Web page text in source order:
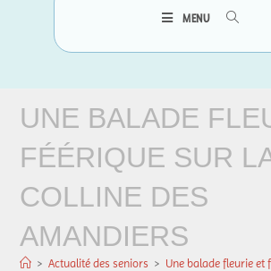
MENU
UNE BALADE
FÉÉRIQUE SUR
COLLINE DES
AMANDIERS
> Actualité des seniors > Une balade fleurie et